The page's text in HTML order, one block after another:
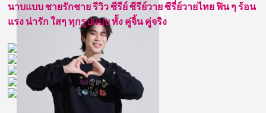
นาบแบบ ชายรักชาย รีวิว ซีรีย์ ซีรีย์วาย ซีรี่ย์วายไทย ฟิน ๆ ร้อน
แรง น่ารัก ใสๆ ทุกรูปแบบ ทั้ง คู่จิ้น คู่จริง